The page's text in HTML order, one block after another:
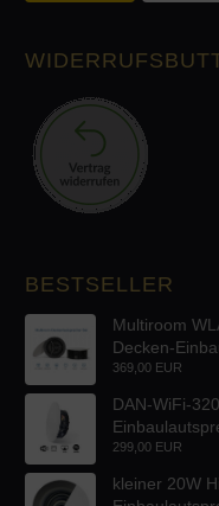
BESTSELLER
Multiroom
Decken-
369,00 EUR
DAN-WiFi-
299,00 EUR
kleiner 20W